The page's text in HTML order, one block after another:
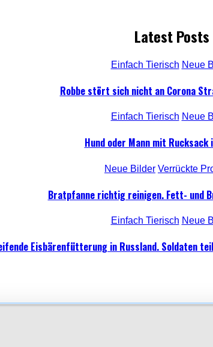
Latest Posts
Einfach Tierisch Neue
Robbe stört sich nicht an Corona
Einfach Tierisch Neue
Hund oder Mann mit Rucksack
Neue Bilder Verrückte
Bratpfanne richtig reinigen. Fett- und
Einfach Tierisch Neue
Eisbärenfütterung in Russland. Soldaten